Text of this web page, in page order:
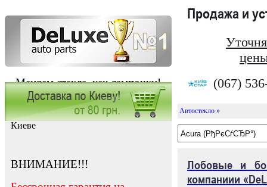
Меняем стекла, как лампочки!
Продажа и
(067)
Заказать установку автостекла в
Киеве
ВНИМАНИЕ!!!
Автостекло »
Лобовые и
компаниии